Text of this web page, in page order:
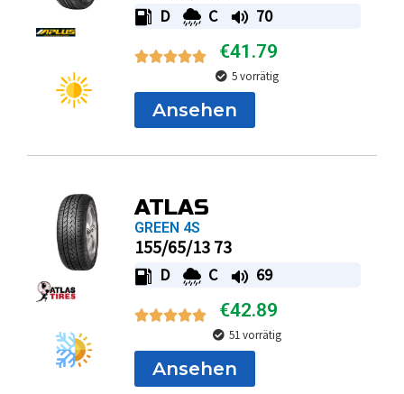
D C 70
€41.79
5 vorrätig
Ansehen
ATLAS
GREEN 4S
155/65/13 73
D C 69
€42.89
51 vorrätig
Ansehen